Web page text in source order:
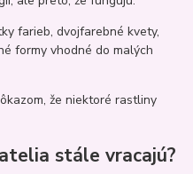
farieb, dvojfarebné kvety,
formy vhodné do malých
že niektoré rastliny
stále vracajú?